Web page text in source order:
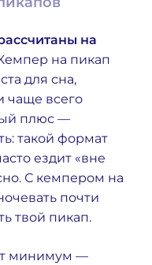
на
на пикап
для сна,
чаще всего
плюс —
такой формат
ездит «вне
С кемпером на
почти
твой пикап.
минимум —